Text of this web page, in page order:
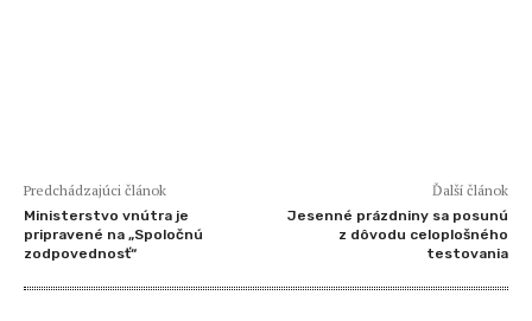
Predchádzajúci článok
Ministerstvo vnútra je
pripravené na „Spoločnú
zodpovednosť“
Ďalší článok
Jesenné prázdniny sa posunú
z dôvodu celoplošného
testovania